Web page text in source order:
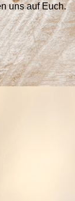
uns auf Euch.